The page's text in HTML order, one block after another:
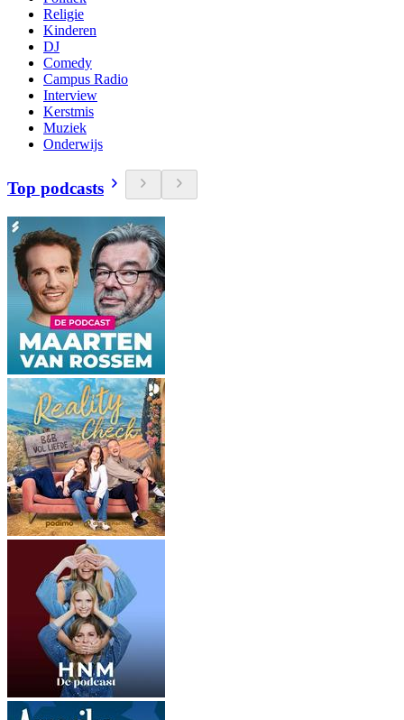
Religie
Kinderen
DJ
Comedy
Campus Radio
Interview
Kerstmis
Muziek
Onderwijs
Top podcasts